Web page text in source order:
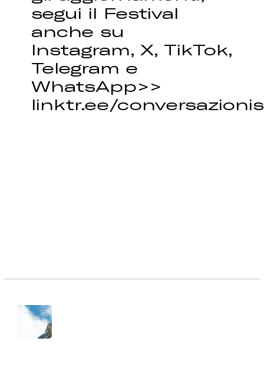
segui il Festival
anche su
Instagram, X, TikTok,
Telegram e
WhatsApp>>
linktr.ee/